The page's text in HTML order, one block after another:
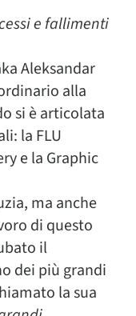
e fallimenti
Aleksandar
alla
si è articolata
la FLU
e la Graphic
ma anche
di questo
il
dei più grandi
la sua